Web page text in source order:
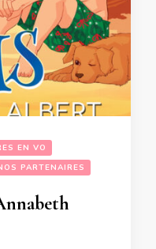
EN VO
PARTENAIRES